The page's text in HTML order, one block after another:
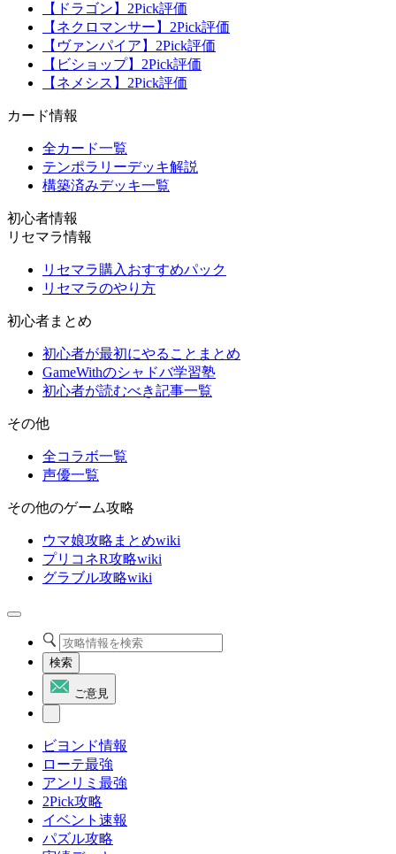
【ドラゴン】2Pick評価
【ネクロマンサー】2Pick評価
【ヴァンパイア】2Pick評価
【ビショップ】2Pick評価
【ネメシス】2Pick評価
カード情報
全カード一覧
テンポラリーデッキ解説
構築済みデッキ一覧
初心者情報
リセマラ情報
リセマラ購入おすすめパック
リセマラのやり方
初心者まとめ
初心者が最初にやることまとめ
GameWithのシャドバ学習塾
初心者が読むべき記事一覧
その他
全コラボ一覧
声優一覧
その他のゲーム攻略
ウマ娘攻略まとめwiki
プリコネR攻略wiki
グラブル攻略wiki
検索
ご意見
ビヨンド情報
ローテ最強
アンリミ最強
2Pick攻略
イベント速報
パズル攻略